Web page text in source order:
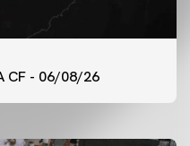
CF - 06/08/26
CF 6/8/2026